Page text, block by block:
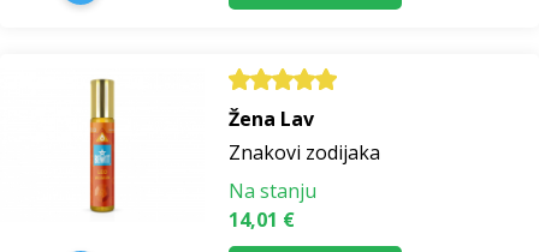
Žena Lav
Znakovi zodijaka
Na stanju
14,01 €